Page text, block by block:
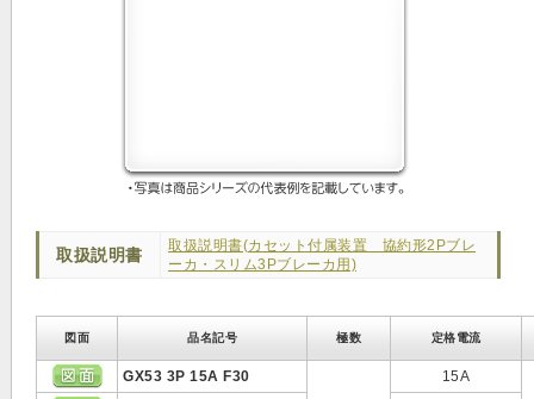
取扱説明書
取扱説明書(カセット付属装置 協約形2Pブレ
ーカ・スリム3Pブレーカ用)
図面 品名記号 極数 定格電流
GX53 3P 15A F30
15A